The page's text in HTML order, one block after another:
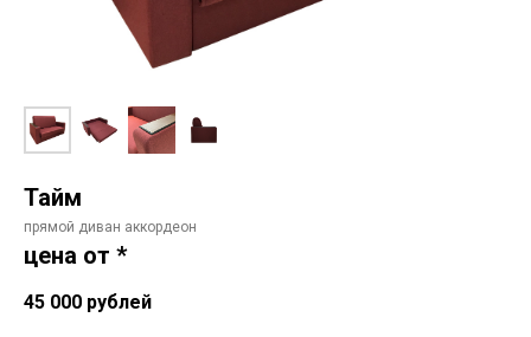
Тайм
прямой диван аккордеон
цена от *
45 000 рублей